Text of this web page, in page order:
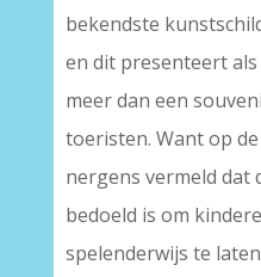
bekendste
en dit presenteert
meer dan een
toeristen. Want op
nergens vermeld dat
bedoeld is om
spelenderwijs te